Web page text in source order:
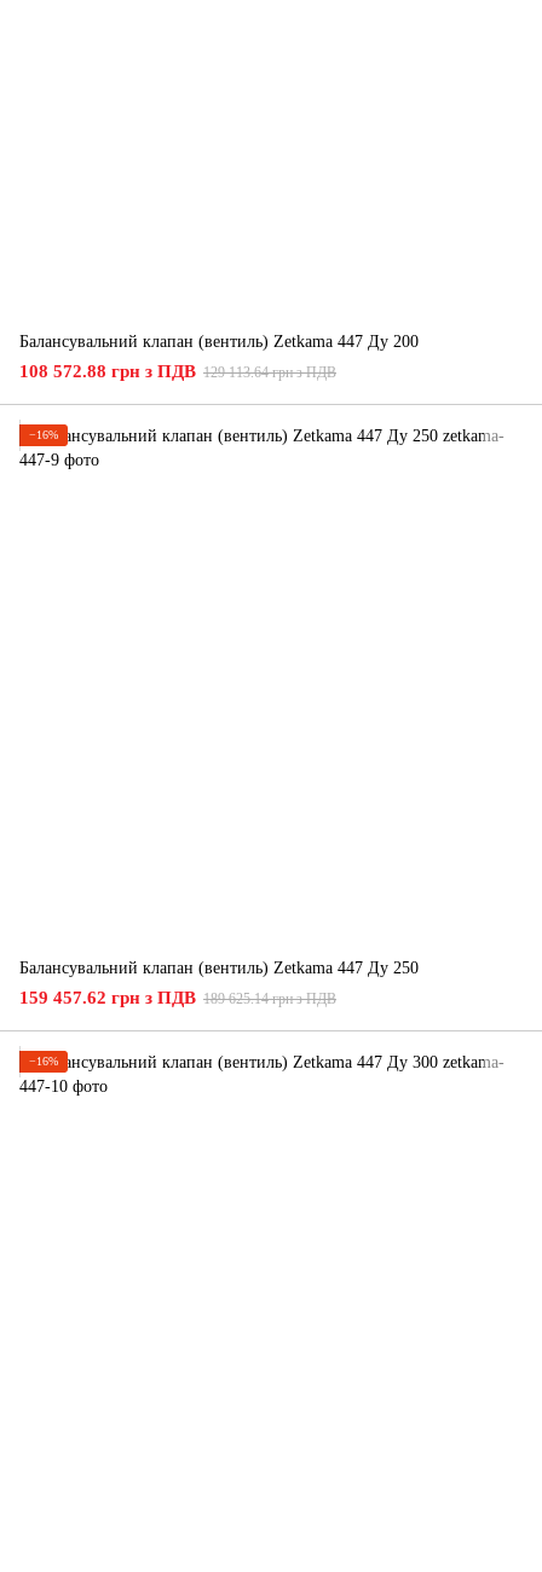
Балансувальний клапан (вентиль) Zetkama 447 Ду 200
108 572.88 грн з ПДВ 129 113.64 грн з ПДВ
−16%
Балансувальний клапан (вентиль) Zetkama 447 Ду 250
159 457.62 грн з ПДВ 189 625.14 грн з ПДВ
−16%